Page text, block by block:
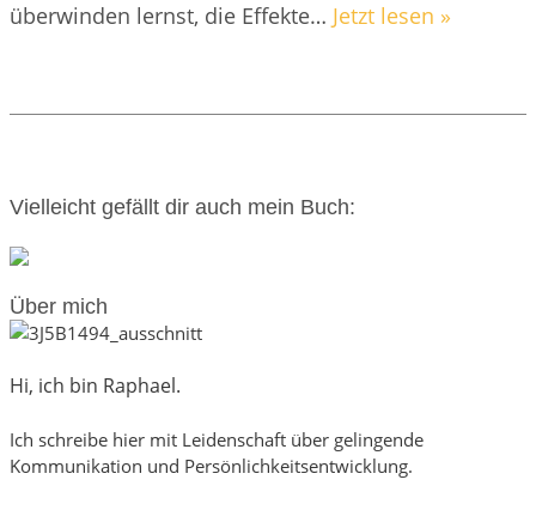
überwinden lernst, die Effekte… Jetzt lesen »
Vielleicht gefällt dir auch mein Buch:
Über mich
Hi, ich bin Raphael.
Ich schreibe hier mit Leidenschaft über gelingende
Kommunikation und Persönlichkeitsentwicklung.